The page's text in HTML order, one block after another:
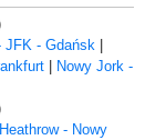
JFK - Gdańsk |
| Nowy Jork -
- Nowy